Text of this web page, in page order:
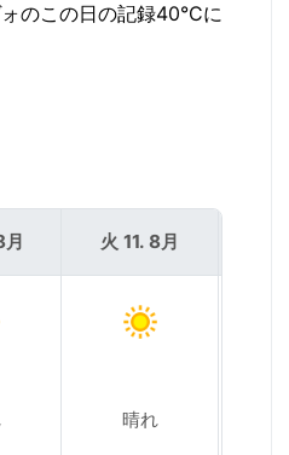
のこの日の記録40°Cに
月 火 11. 8月
晴れ